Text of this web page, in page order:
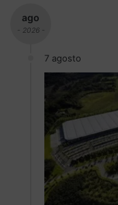
ago
- 2026 -
7 agosto